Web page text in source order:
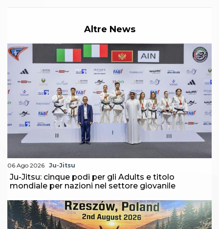
News
Modulistica
FAQ
Quesiti fiscali
Sostenibilità
Documenti
Altre News
06 Ago 2026 Ju-Jitsu
Ju-Jitsu: cinque podi per gli Adults e titolo
mondiale per nazioni nel settore giovanile